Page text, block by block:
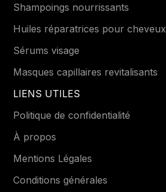
Shampoings nourrissants
Huiles réparatrices pour cheveux
Sérums visage
Masques capillaires revitalisants
LIENS UTILES
Politique de confidentialité
À propos
Mentions Légales
Conditions générales